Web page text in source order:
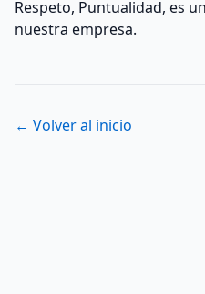
Respeto, Puntualidad, es
nuestra empresa.
← Volver al inicio